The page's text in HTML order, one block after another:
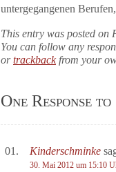
untergegangenen
This entry was posted
You can follow any
ortrackbackfrom your
One Response
Kinderschminke
30. Mai 2012 um 15:10